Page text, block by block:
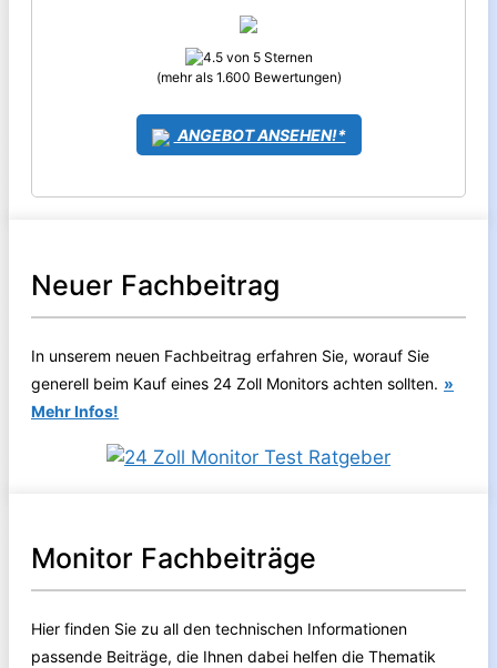
(mehr als 1.600 Bewertungen)
ANGEBOT ANSEHEN!*
Neuer Fachbeitrag
In unserem neuen Fachbeitrag erfahren Sie, worauf Sie
generell beim Kauf eines 24 Zoll Monitors achten sollten. »
Mehr Infos!
Monitor Fachbeiträge
Hier finden Sie zu all den technischen Informationen
passende Beiträge, die Ihnen dabei helfen die Thematik